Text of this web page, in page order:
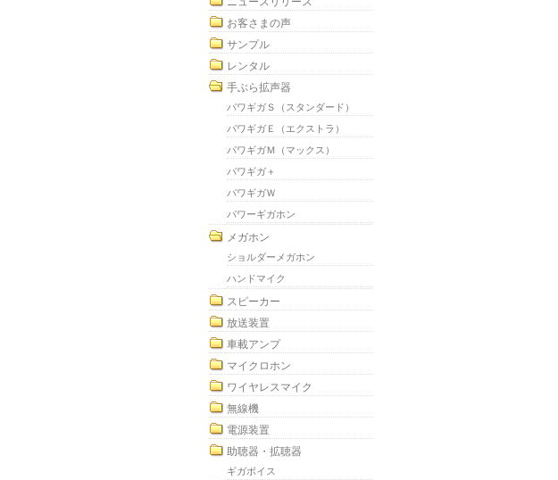
お客さまの声
サンプル
レンタル
手ぶら拡声器
パワギガＳ（スタンダード）
パワギガＥ（エクストラ）
パワギガＭ（マックス）
パワギガ＋
パワギガＷ
パワーギガホン
メガホン
ショルダーメガホン
ハンドマイク
スピーカー
放送装置
車載アンプ
マイクロホン
ワイヤレスマイク
無線機
電源装置
助聴器・拡聴器
ギガボイス